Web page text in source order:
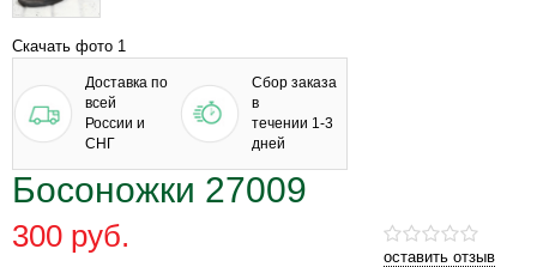
Скачать фото 1
Доставка по
всей
России и
СНГ
Сбор заказа
в
течении 1-3
дней
Босоножки 27009
оставить отзыв
300 руб.